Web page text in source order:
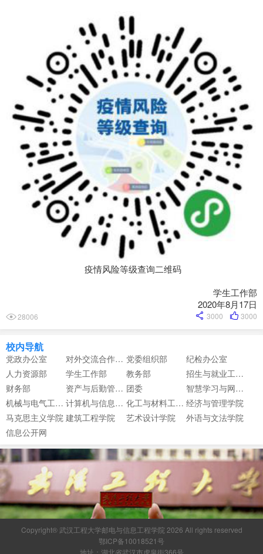
疫情风险等级查询二维码
学生工作部
2020年8月17日
28006 3000
3000
校内导航
党政办公室 对外交流合作中心 党委组织部
纪检办公室
人力资源部
学生工作部 教务部
招生与就业工作部
财务部
资产与后勤管理部 团委
智慧学习与网络信息中心
机械与电气工程学院
计算机与信息工程学院 化工与材料工程学院 经济与管理学院
马克思主义学院 建筑工程学院 艺术设计学院
外语与文法学院
信息公开网
Copyright® 武汉工程大学邮电与信息工程学院 2026 All rights reserved
鄂ICP备10018521号